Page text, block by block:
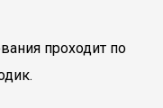
проходит по